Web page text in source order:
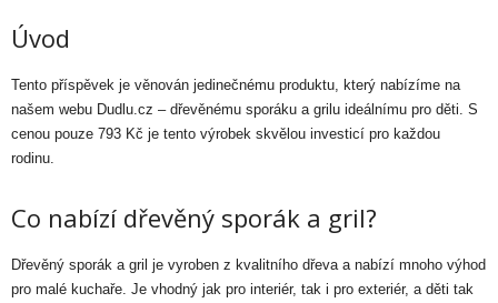
Úvod
Tento příspěvek je věnován jedinečnému produktu, který nabízíme na
našem webu Dudlu.cz – dřevěnému sporáku a grilu ideálnímu pro děti. S
cenou pouze 793 Kč je tento výrobek skvělou investicí pro každou
rodinu.
Co nabízí dřevěný sporák a gril?
Dřevěný sporák a gril je vyroben z kvalitního dřeva a nabízí mnoho výhod
pro malé kuchaře. Je vhodný jak pro interiér, tak i pro exteriér, a děti tak